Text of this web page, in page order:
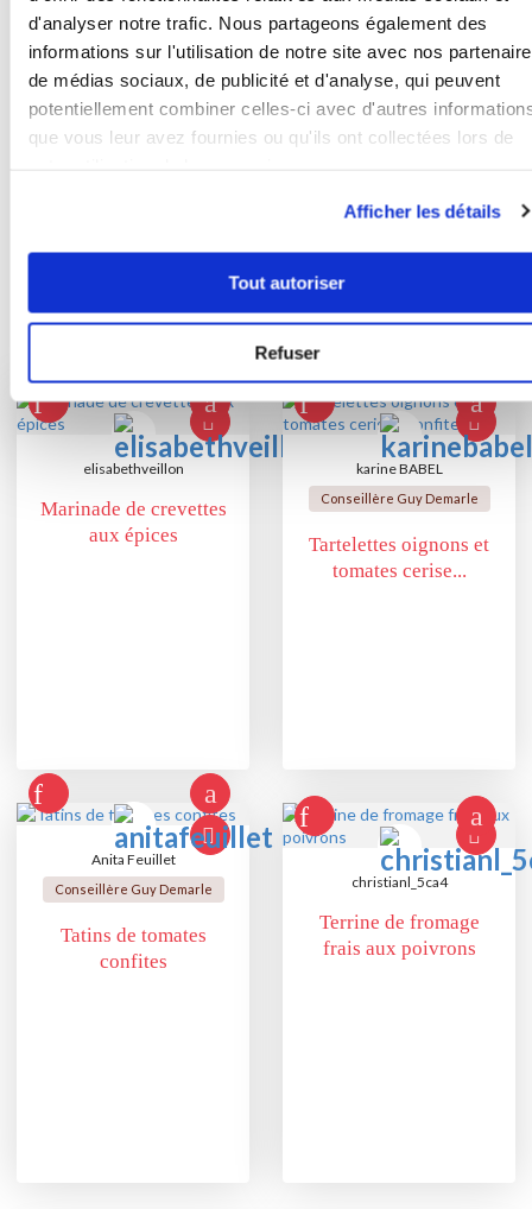
d'analyser notre trafic. Nous partageons également des
informations sur l'utilisation de notre site avec nos
de médias sociaux, de publicité et d'analyse, qui peuvent
potentiellement combiner celles-ci avec d'autres
que vous leur avez fournies ou qu'ils ont collectées lors de
Afficher les détails
Tout autoriser
Refuser
les lustrer avec un peu de
vinaigrette. Déposez le mesclun,
décorez les assiettes avec quelques
olives noires et un filet de
vinaigrette.
Bon appétit !
Vous aimerez aussi ...
elisabethveillon
Marinade de crevettes
aux épices
karine BABEL
Conseillère Guy Demarle
Tartelettes oignons et
tomates cerise...
Anita Feuillet
Conseillère Guy Demarle
Tatins de tomates
confites
christianl_5ca4
Terrine de fromage
frais aux poivrons